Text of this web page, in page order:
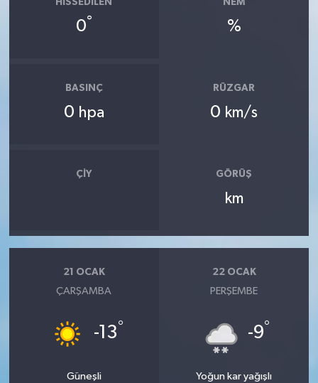
0° %
BASINÇ
0 hpa
RÜZGAR
0 km/s
ÇIY GÖRÜŞ
km
21 OCAK
ÇARŞAMBA
-13°
Güneşli
22 OCAK
PERŞEMBE
-9°
Yoğun kar yağışlı